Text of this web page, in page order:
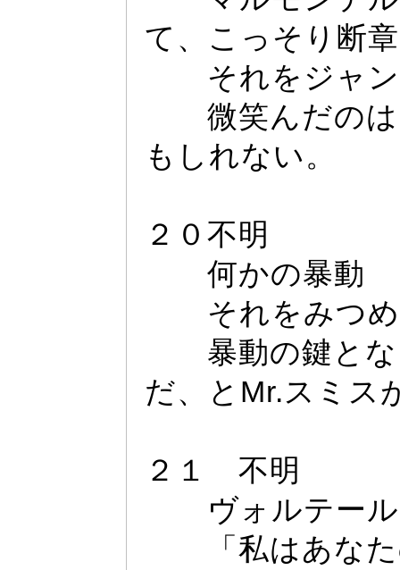
て、こ っ そり断
それをジ ャ
微笑んだのは
もしれない。
２０不明
何かの暴動
それをみつめ
暴動の鍵とな
だ、とMr.スミス
２１ 不明
ヴォ ルテー
「私はあなた